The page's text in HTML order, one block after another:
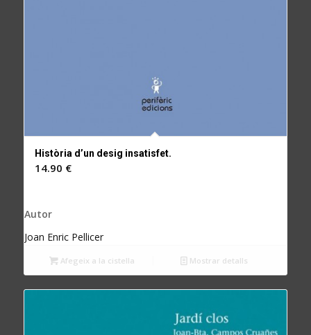
Història d’un desig insatisfet.
14.90 €
Autor
Joan Enric Pellicer
Afegeix a la cistella Mostrar detalls